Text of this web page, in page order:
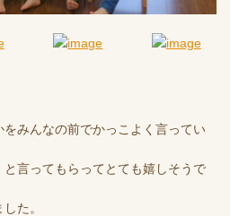
みんなの前でかっこよく言ってい
言ってもらってとても嬉しそうで
た。